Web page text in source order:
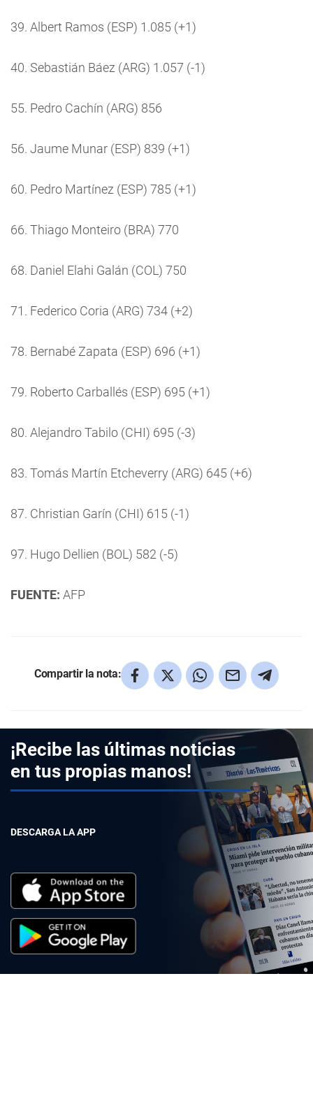
39. Albert Ramos (ESP) 1.085 (+1)
40. Sebastián Báez (ARG) 1.057 (-1)
55. Pedro Cachín (ARG) 856
56. Jaume Munar (ESP) 839 (+1)
60. Pedro Martínez (ESP) 785 (+1)
66. Thiago Monteiro (BRA) 770
68. Daniel Elahi Galán (COL) 750
71. Federico Coria (ARG) 734 (+2)
78. Bernabé Zapata (ESP) 696 (+1)
79. Roberto Carballés (ESP) 695 (+1)
80. Alejandro Tabilo (CHI) 695 (-3)
83. Tomás Martín Etcheverry (ARG) 645 (+6)
87. Christian Garín (CHI) 615 (-1)
97. Hugo Dellien (BOL) 582 (-5)
FUENTE: AFP
Compartir la nota:
¡Recibe las últimas noticias
en tus propias manos!
DESCARGA LA APP